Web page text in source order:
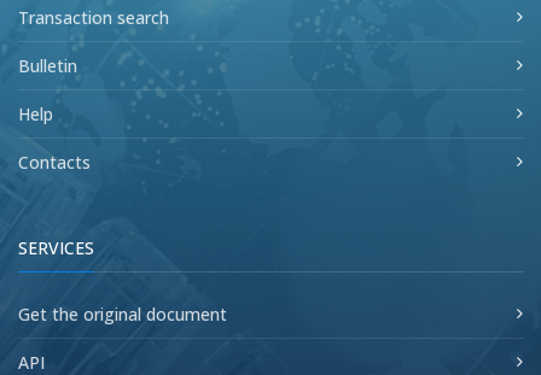
Transaction search
Bulletin
Help
Contacts
SERVICES
Get the original document
API